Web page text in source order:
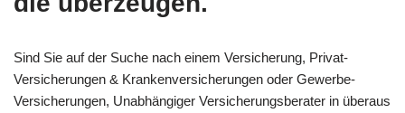
Sind Sie auf der Suche nach einem Versicherung, Privat-
Versicherungen & Krankenversicherungen oder Gewerbe-
Versicherungen, Unabhängiger Versicherungsberater in überaus